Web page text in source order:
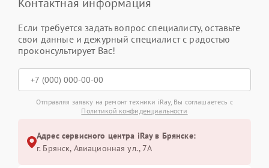
Контактная информация
Если требуется задать вопрос специалисту, оставьте
свои данные и дежурный специалист с радостью
проконсультирует Вас!
Отправляя заявку на ремонт техники iRay, Вы соглашаетесь с
Политикой конфиденциальности
Адрес сервисного центра iRay в Брянске:
г. Брянск, Авиационная ул., 7А